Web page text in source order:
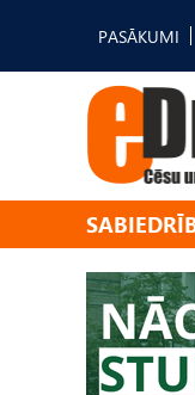
PASĀKUMI